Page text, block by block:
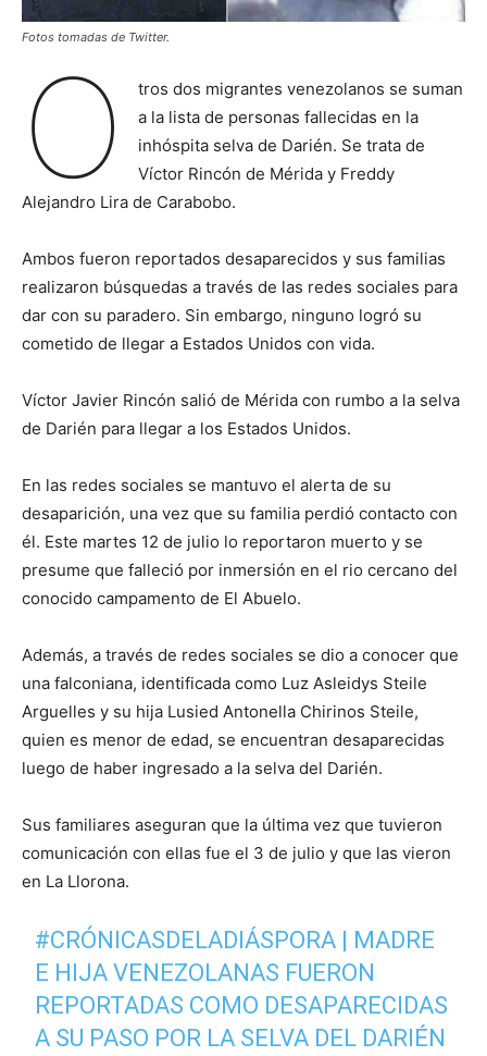
Fotos tomadas de Twitter.
O
tros dos migrantes venezolanos se suman
a la lista de personas fallecidas en la
inhóspita selva de Darién. Se trata de
Víctor Rincón de Mérida y Freddy
Alejandro Lira de Carabobo.
Ambos fueron reportados desaparecidos y sus familias
realizaron búsquedas a través de las redes sociales para
dar con su paradero. Sin embargo, ninguno logró su
cometido de llegar a Estados Unidos con vida.
Víctor Javier Rincón salió de Mérida con rumbo a la selva
de Darién para llegar a los Estados Unidos.
En las redes sociales se mantuvo el alerta de su
desaparición, una vez que su familia perdió contacto con
él. Este martes 12 de julio lo reportaron muerto y se
presume que falleció por inmersión en el rio cercano del
conocido campamento de El Abuelo.
Además, a través de redes sociales se dio a conocer que
una falconiana, identificada como Luz Asleidys Steile
Arguelles y su hija Lusied Antonella Chirinos Steile,
quien es menor de edad, se encuentran desaparecidas
luego de haber ingresado a la selva del Darién.
Sus familiares aseguran que la última vez que tuvieron
comunicación con ellas fue el 3 de julio y que las vieron
en La Llorona.
#CRÓNICASDELADIÁSPORA | MADRE
E HIJA VENEZOLANAS FUERON
REPORTADAS COMO DESAPARECIDAS
A SU PASO POR LA SELVA DEL DARIÉN